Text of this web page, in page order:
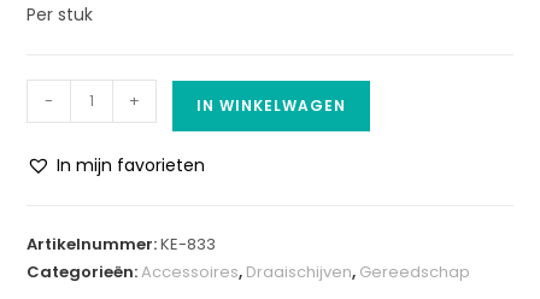
Per stuk
- + IN WINKELWAGEN
In mijn favorieten
t
e
Artikelnummer:KE-833
Categorieën:Accessoires, Draaischijven, Gereedschap